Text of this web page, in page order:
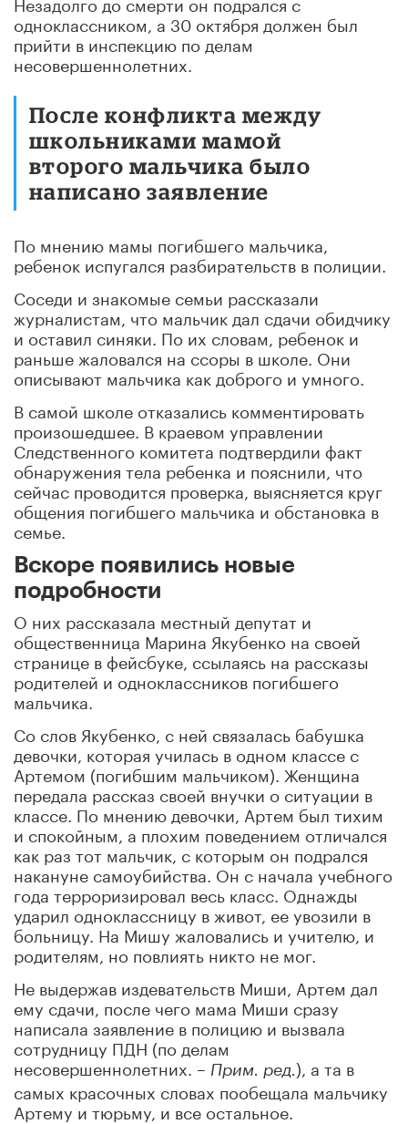
одноклассником, а 30 октября должен был
прийти в инспекцию по делам
несовершеннолетних.
После конфликта между
школьниками мамой
второго мальчика было
написано заявление
По мнению мамы погибшего мальчика,
ребенок испугался разбирательств в полиции.
Соседи и знакомые семьи рассказали
журналистам, что мальчик дал сдачи обидчику
и оставил синяки. По их словам, ребенок и
раньше жаловался на ссоры в школе. Они
описывают мальчика как доброго и умного.
В самой школе отказались комментировать
произошедшее. В краевом управлении
Следственного комитета подтвердили факт
обнаружения тела ребенка и пояснили, что
сейчас проводится проверка, выясняется круг
общения погибшего мальчика и обстановка в
семье.
Вскоре появились новые
подробности
О них рассказала местный депутат и
общественница Марина Якубенко на своей
странице в фейсбуке, ссылаясь на рассказы
родителей и одноклассников погибшего
мальчика.
Со слов Якубенко, с ней связалась бабушка
девочки, которая училась в одном классе с
Артемом (погибшим мальчиком). Женщина
передала рассказ своей внучки о ситуации в
классе. По мнению девочки, Артем был тихим
и спокойным, а плохим поведением отличался
как раз тот мальчик, с которым он подрался
накануне самоубийства. Он с начала учебного
года терроризировал весь класс. Однажды
ударил одноклассницу в живот, ее увозили в
больницу. На Мишу жаловались и учителю, и
родителям, но повлиять никто не мог.
Не выдержав издевательств Миши, Артем дал
ему сдачи, после чего мама Миши сразу
написала заявление в полицию и вызвала
сотрудницу ПДН (по делам
несовершеннолетних. – Прим. ред.), а та в
самых красочных словах пообещала мальчику
Артему и тюрьму, и все остальное.